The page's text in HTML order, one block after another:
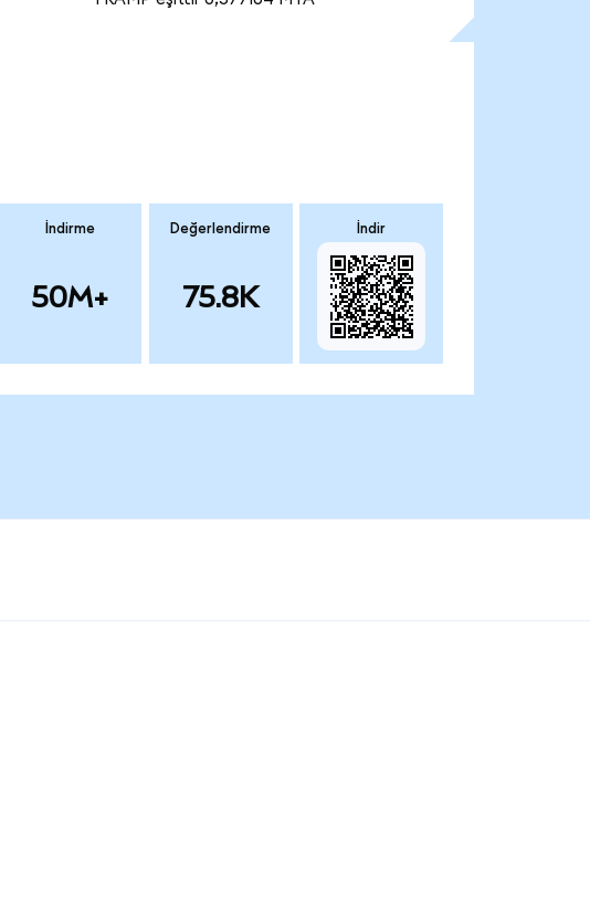
İndirme
50M+
Değerlendirme
75.8K
İndir